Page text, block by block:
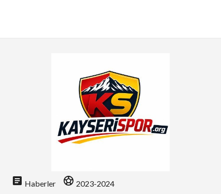
article Haberler sports_soccer 2023-2024